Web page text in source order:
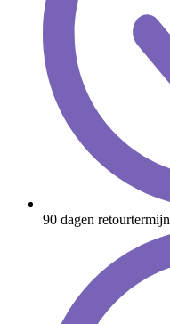
90 dagen retourtermijn